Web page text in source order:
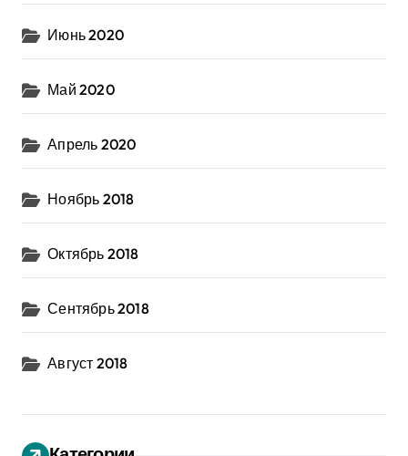
Июнь 2020
Май 2020
Апрель 2020
Ноябрь 2018
Октябрь 2018
Сентябрь 2018
Август 2018